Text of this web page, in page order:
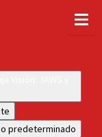
predeterminado